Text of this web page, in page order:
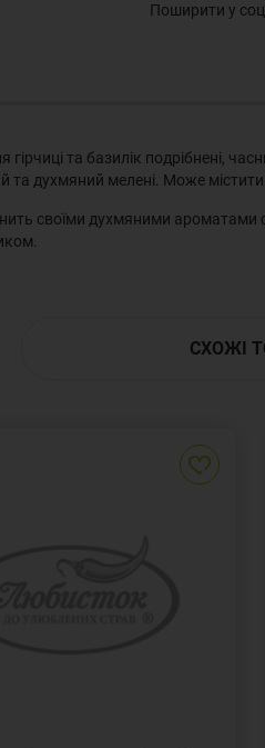
Поширити у
та базилік подрібнені,
та духмяний мелені. Може містити
своїми духмяними
СХОЖІ